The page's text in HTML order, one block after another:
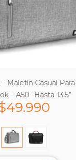
Maletín Casual Para
– A50 -Hasta 13.5”
49.990